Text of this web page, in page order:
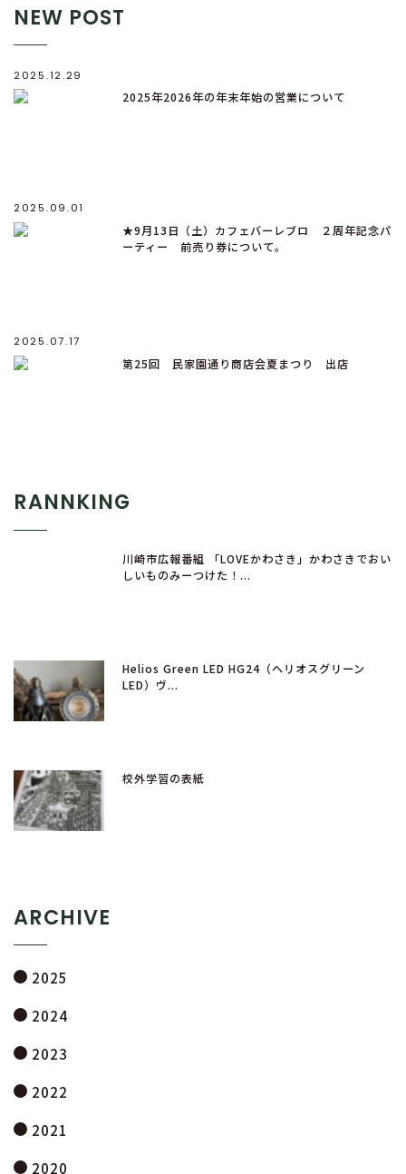
NEW POST
2025.12.29
2025年2026年の年末年始の営業について
2025.09.01
★9月13日（土）カフェバーレブロ ２周年記念パ
ーティー 前売り券について。
2025.07.17
第25回 民家園通り商店会夏まつり 出店
RANNKING
川崎市広報番組 「LOVEかわさき」かわさきでおい
しいものみーつけた！...
Helios Green LED HG24（ヘリオスグリーン
LED）ヴ...
校外学習の表紙
ARCHIVE
2025
2024
2023
2022
2021
2020